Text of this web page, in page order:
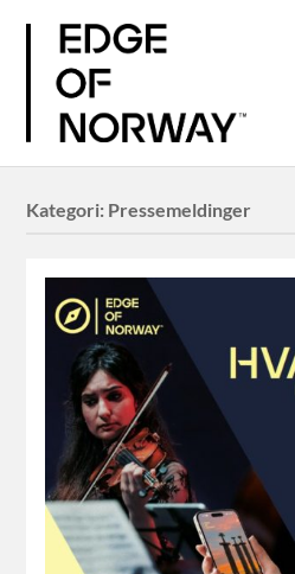
Kategori: Pressemeldinger